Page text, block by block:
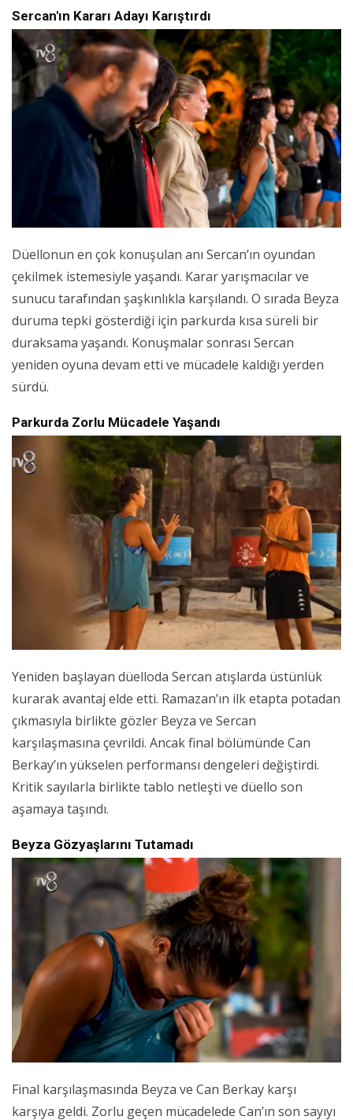
Sercan'ın Kararı Adayı Karıştırdı
Düellonun en çok konuşulan anı Sercan’ın oyundan
çekilmek istemesiyle yaşandı. Karar yarışmacılar ve
sunucu tarafından şaşkınlıkla karşılandı. O sırada Beyza
duruma tepki gösterdiği için parkurda kısa süreli bir
duraksama yaşandı. Konuşmalar sonrası Sercan
yeniden oyuna devam etti ve mücadele kaldığı yerden
sürdü.
Parkurda Zorlu Mücadele Yaşandı
Yeniden başlayan düelloda Sercan atışlarda üstünlük
kurarak avantaj elde etti. Ramazan’ın ilk etapta potadan
çıkmasıyla birlikte gözler Beyza ve Sercan
karşılaşmasına çevrildi. Ancak final bölümünde Can
Berkay’ın yükselen performansı dengeleri değiştirdi.
Kritik sayılarla birlikte tablo netleşti ve düello son
aşamaya taşındı.
Beyza Gözyaşlarını Tutamadı
Final karşılaşmasında Beyza ve Can Berkay karşı
karşıya geldi. Zorlu geçen mücadelede Can’ın son sayıyı